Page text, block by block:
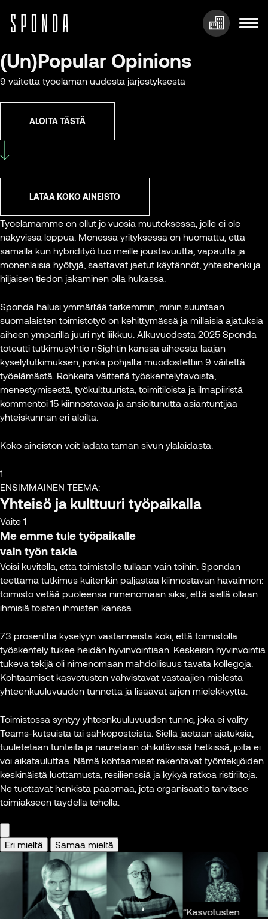
Hyppää
sisältöön
(Un)Popular Opinions
9 väitettä työelämän uudesta järjestyksestä
ALOITA TÄSTÄ
LATAA KOKO AINEISTO
Työelämämme on ollut jo vuosia muutoksessa, jolle ei ole
näkyvissä loppua. Monessa yrityksessä on huomattu, että
samalla kun hybridityö tuo meille joustavuutta, vapautta ja
monenlaisia hyötyjä, saattavat jaetut käytännöt, yhteishenki ja
hiljaisen tiedon jakaminen olla hukassa.
Sponda halusi ymmärtää tarkemmin, mihin suuntaan
suomalaisten toimistotyö on kehittymässä ja millaisia ajatuksia
aiheen ympärillä juuri nyt liikkuu. Alkuvuodesta 2025 Sponda
toteutti tutkimusyhtiö nSightin kanssa aiheesta laajan
kyselytutkimuksen, jonka pohjalta muodostettiin 9 väitettä
työelämästä. Rohkeita väitteitä työskentelytavoista,
menestymisestä, työkulttuurista, toimitiloista ja ilmapiiristä
kommentoi 15 kiinnostavaa ja ansioitunutta asiantuntijaa
yhteiskunnan eri aloilta.
Koko aineiston voit ladata tämän sivun ylälaidasta.
1
ENSIMMÄINEN TEEMA:
Yhteisö ja kulttuuri työpaikalla
Väite 1
Me emme tule työpaikalle
vain työn takia
Voisi kuvitella, että toimistolle tullaan vain töihin. Spondan
teettämä tutkimus kuitenkin paljastaa kiinnostavan havainnon:
toimisto vetää puoleensa nimenomaan siksi, että siellä ollaan
ihmisiä toisten ihmisten kanssa.
73 prosenttia kyselyyn vastanneista koki, että toimistolla
työskentely tukee heidän hyvinvointiaan. Keskeisin hyvinvointia
tukeva tekijä oli nimenomaan mahdollisuus tavata kollegoja.
Kohtaamiset kasvotusten vahvistavat vastaajien mielestä
yhteenkuuluvuuden tunnetta ja lisäävät arjen mielekkyyttä.
Toimistossa syntyy yhteenkuuluvuuden tunne, joka ei välity
Teams-kutsuista tai sähköposteista. Siellä jaetaan ajatuksia,
tuuletetaan tunteita ja nauretaan ohikiitävissä hetkissä, joita ei
voi aikatauluttaa. Nämä kohtaamiset rakentavat työntekijöiden
keskinäistä luottamusta, resilienssiä ja kykyä ratkoa ristiriitoja.
Ne tuottavat henkistä pääomaa, jota organisaatio tarvitsee
toimiakseen täydellä teholla.
Eri mieltä Samaa mieltä
”Kasvotusten